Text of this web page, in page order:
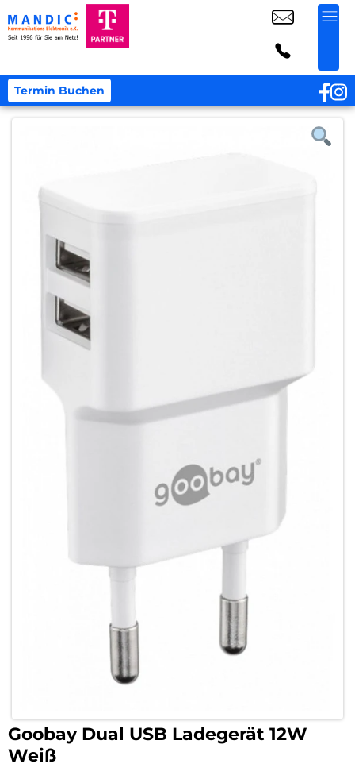
Termin Buchen
Goobay Dual USB Ladegerät 12W
Weiß